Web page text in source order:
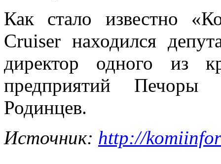
Как стало известно
Cruiser находился
директор одного из
предприятий
Родинцев.
Источник: http://